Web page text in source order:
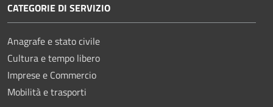
CATEGORIE DI SERVIZIO
Anagrafe e stato civile
Cultura e tempo libero
Imprese e Commercio
Mobilità e trasporti